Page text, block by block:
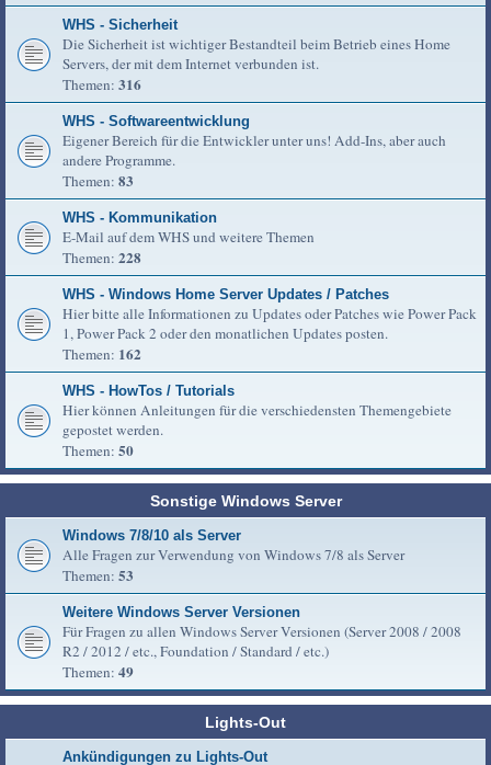
WHS - Sicherheit
Die Sicherheit ist wichtiger Bestandteil beim Betrieb eines Home
Servers, der mit dem Internet verbunden ist.
Themen: 316
WHS - Softwareentwicklung
Eigener Bereich für die Entwickler unter uns! Add-Ins, aber auch
andere Programme.
Themen: 83
WHS - Kommunikation
E-Mail auf dem WHS und weitere Themen
Themen: 228
WHS - Windows Home Server Updates / Patches
Hier bitte alle Informationen zu Updates oder Patches wie Power Pack
1, Power Pack 2 oder den monatlichen Updates posten.
Themen: 162
WHS - HowTos / Tutorials
Hier können Anleitungen für die verschiedensten Themengebiete
gepostet werden.
Themen: 50
Sonstige Windows Server
Windows 7/8/10 als Server
Alle Fragen zur Verwendung von Windows 7/8 als Server
Themen: 53
Weitere Windows Server Versionen
Für Fragen zu allen Windows Server Versionen (Server 2008 / 2008
R2 / 2012 / etc., Foundation / Standard / etc.)
Themen: 49
Lights-Out
Ankündigungen zu Lights-Out